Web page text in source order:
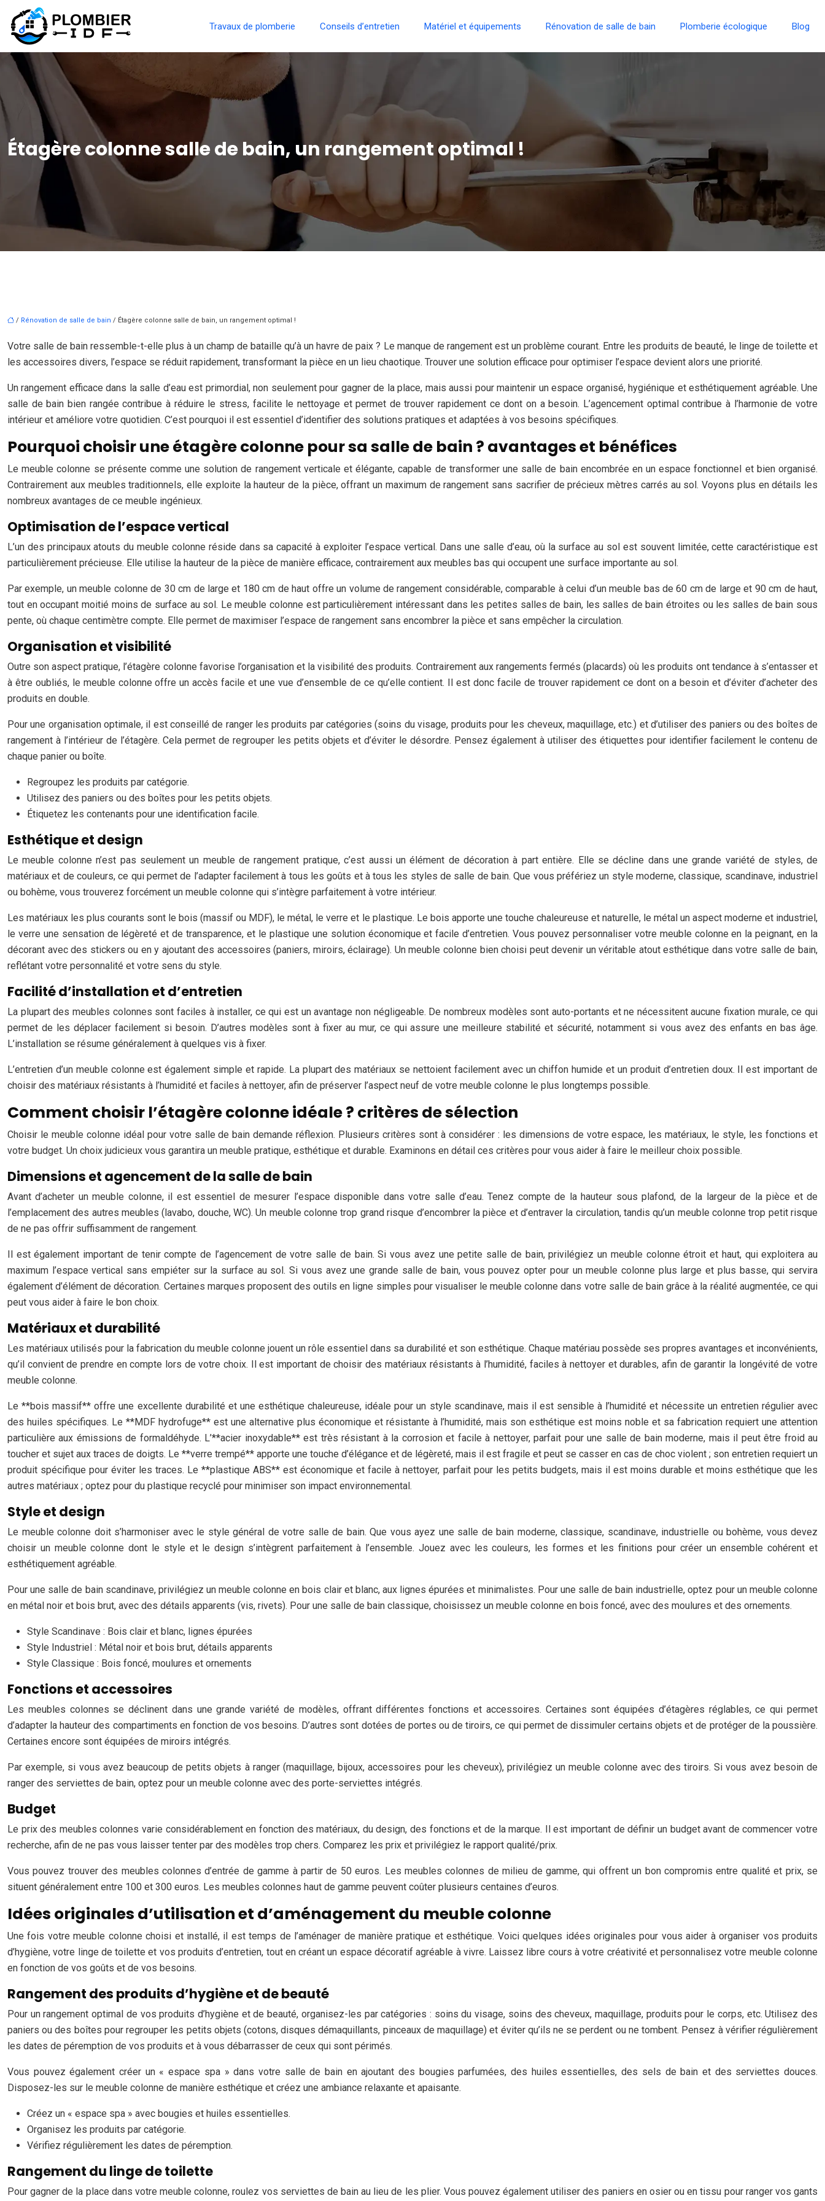
Travaux de plomberie Conseils d’entretien Matériel et équipements Rénovation de salle de bain Plomberie écologique Blog
Étagère colonne salle de bain, un rangement optimal !
/ Rénovation de salle de bain / Étagère colonne salle de bain, un rangement optimal !
Votre salle de bain ressemble-t-elle plus à un champ de bataille qu’à un havre de paix ? Le manque de rangement est un problème courant. Entre les produits de beauté, le linge de toilette et
les accessoires divers, l’espace se réduit rapidement, transformant la pièce en un lieu chaotique. Trouver une solution efficace pour optimiser l’espace devient alors une priorité.
Un rangement efficace dans la salle d’eau est primordial, non seulement pour gagner de la place, mais aussi pour maintenir un espace organisé, hygiénique et esthétiquement agréable. Une
salle de bain bien rangée contribue à réduire le stress, facilite le nettoyage et permet de trouver rapidement ce dont on a besoin. L’agencement optimal contribue à l’harmonie de votre
intérieur et améliore votre quotidien. C’est pourquoi il est essentiel d’identifier des solutions pratiques et adaptées à vos besoins spécifiques.
Pourquoi choisir une étagère colonne pour sa salle de bain ? avantages et bénéfices
Le meuble colonne se présente comme une solution de rangement verticale et élégante, capable de transformer une salle de bain encombrée en un espace fonctionnel et bien organisé.
Contrairement aux meubles traditionnels, elle exploite la hauteur de la pièce, offrant un maximum de rangement sans sacrifier de précieux mètres carrés au sol. Voyons plus en détails les
nombreux avantages de ce meuble ingénieux.
Optimisation de l’espace vertical
L’un des principaux atouts du meuble colonne réside dans sa capacité à exploiter l’espace vertical. Dans une salle d’eau, où la surface au sol est souvent limitée, cette caractéristique est
particulièrement précieuse. Elle utilise la hauteur de la pièce de manière efficace, contrairement aux meubles bas qui occupent une surface importante au sol.
Par exemple, un meuble colonne de 30 cm de large et 180 cm de haut offre un volume de rangement considérable, comparable à celui d’un meuble bas de 60 cm de large et 90 cm de haut,
tout en occupant moitié moins de surface au sol. Le meuble colonne est particulièrement intéressant dans les petites salles de bain, les salles de bain étroites ou les salles de bain sous
pente, où chaque centimètre compte. Elle permet de maximiser l’espace de rangement sans encombrer la pièce et sans empêcher la circulation.
Organisation et visibilité
Outre son aspect pratique, l’étagère colonne favorise l’organisation et la visibilité des produits. Contrairement aux rangements fermés (placards) où les produits ont tendance à s’entasser et
à être oubliés, le meuble colonne offre un accès facile et une vue d’ensemble de ce qu’elle contient. Il est donc facile de trouver rapidement ce dont on a besoin et d’éviter d’acheter des
produits en double.
Pour une organisation optimale, il est conseillé de ranger les produits par catégories (soins du visage, produits pour les cheveux, maquillage, etc.) et d’utiliser des paniers ou des boîtes de
rangement à l’intérieur de l’étagère. Cela permet de regrouper les petits objets et d’éviter le désordre. Pensez également à utiliser des étiquettes pour identifier facilement le contenu de
chaque panier ou boîte.
Regroupez les produits par catégorie.
Utilisez des paniers ou des boîtes pour les petits objets.
Étiquetez les contenants pour une identification facile.
Esthétique et design
Le meuble colonne n’est pas seulement un meuble de rangement pratique, c’est aussi un élément de décoration à part entière. Elle se décline dans une grande variété de styles, de
matériaux et de couleurs, ce qui permet de l’adapter facilement à tous les goûts et à tous les styles de salle de bain. Que vous préfériez un style moderne, classique, scandinave, industriel
ou bohème, vous trouverez forcément un meuble colonne qui s’intègre parfaitement à votre intérieur.
Les matériaux les plus courants sont le bois (massif ou MDF), le métal, le verre et le plastique. Le bois apporte une touche chaleureuse et naturelle, le métal un aspect moderne et industriel,
le verre une sensation de légèreté et de transparence, et le plastique une solution économique et facile d’entretien. Vous pouvez personnaliser votre meuble colonne en la peignant, en la
décorant avec des stickers ou en y ajoutant des accessoires (paniers, miroirs, éclairage). Un meuble colonne bien choisi peut devenir un véritable atout esthétique dans votre salle de bain,
reflétant votre personnalité et votre sens du style.
Facilité d’installation et d’entretien
La plupart des meubles colonnes sont faciles à installer, ce qui est un avantage non négligeable. De nombreux modèles sont auto-portants et ne nécessitent aucune fixation murale, ce qui
permet de les déplacer facilement si besoin. D’autres modèles sont à fixer au mur, ce qui assure une meilleure stabilité et sécurité, notamment si vous avez des enfants en bas âge.
L’installation se résume généralement à quelques vis à fixer.
L’entretien d’un meuble colonne est également simple et rapide. La plupart des matériaux se nettoient facilement avec un chiffon humide et un produit d’entretien doux. Il est important de
choisir des matériaux résistants à l’humidité et faciles à nettoyer, afin de préserver l’aspect neuf de votre meuble colonne le plus longtemps possible.
Comment choisir l’étagère colonne idéale ? critères de sélection
Choisir le meuble colonne idéal pour votre salle de bain demande réflexion. Plusieurs critères sont à considérer : les dimensions de votre espace, les matériaux, le style, les fonctions et
votre budget. Un choix judicieux vous garantira un meuble pratique, esthétique et durable. Examinons en détail ces critères pour vous aider à faire le meilleur choix possible.
Dimensions et agencement de la salle de bain
Avant d’acheter un meuble colonne, il est essentiel de mesurer l’espace disponible dans votre salle d’eau. Tenez compte de la hauteur sous plafond, de la largeur de la pièce et de
l’emplacement des autres meubles (lavabo, douche, WC). Un meuble colonne trop grand risque d’encombrer la pièce et d’entraver la circulation, tandis qu’un meuble colonne trop petit risque
de ne pas offrir suffisamment de rangement.
Il est également important de tenir compte de l’agencement de votre salle de bain. Si vous avez une petite salle de bain, privilégiez un meuble colonne étroit et haut, qui exploitera au
maximum l’espace vertical sans empiéter sur la surface au sol. Si vous avez une grande salle de bain, vous pouvez opter pour un meuble colonne plus large et plus basse, qui servira
également d’élément de décoration. Certaines marques proposent des outils en ligne simples pour visualiser le meuble colonne dans votre salle de bain grâce à la réalité augmentée, ce qui
peut vous aider à faire le bon choix.
Matériaux et durabilité
Les matériaux utilisés pour la fabrication du meuble colonne jouent un rôle essentiel dans sa durabilité et son esthétique. Chaque matériau possède ses propres avantages et inconvénients,
qu’il convient de prendre en compte lors de votre choix. Il est important de choisir des matériaux résistants à l’humidité, faciles à nettoyer et durables, afin de garantir la longévité de votre
meuble colonne.
Le **bois massif** offre une excellente durabilité et une esthétique chaleureuse, idéale pour un style scandinave, mais il est sensible à l’humidité et nécessite un entretien régulier avec
des huiles spécifiques. Le **MDF hydrofuge** est une alternative plus économique et résistante à l’humidité, mais son esthétique est moins noble et sa fabrication requiert une attention
particulière aux émissions de formaldéhyde. L’**acier inoxydable** est très résistant à la corrosion et facile à nettoyer, parfait pour une salle de bain moderne, mais il peut être froid au
toucher et sujet aux traces de doigts. Le **verre trempé** apporte une touche d’élégance et de légèreté, mais il est fragile et peut se casser en cas de choc violent ; son entretien requiert un
produit spécifique pour éviter les traces. Le **plastique ABS** est économique et facile à nettoyer, parfait pour les petits budgets, mais il est moins durable et moins esthétique que les
autres matériaux ; optez pour du plastique recyclé pour minimiser son impact environnemental.
Style et design
Le meuble colonne doit s’harmoniser avec le style général de votre salle de bain. Que vous ayez une salle de bain moderne, classique, scandinave, industrielle ou bohème, vous devez
choisir un meuble colonne dont le style et le design s’intègrent parfaitement à l’ensemble. Jouez avec les couleurs, les formes et les finitions pour créer un ensemble cohérent et
esthétiquement agréable.
Pour une salle de bain scandinave, privilégiez un meuble colonne en bois clair et blanc, aux lignes épurées et minimalistes. Pour une salle de bain industrielle, optez pour un meuble colonne
en métal noir et bois brut, avec des détails apparents (vis, rivets). Pour une salle de bain classique, choisissez un meuble colonne en bois foncé, avec des moulures et des ornements.
Style Scandinave : Bois clair et blanc, lignes épurées
Style Industriel : Métal noir et bois brut, détails apparents
Style Classique : Bois foncé, moulures et ornements
Fonctions et accessoires
Les meubles colonnes se déclinent dans une grande variété de modèles, offrant différentes fonctions et accessoires. Certaines sont équipées d’étagères réglables, ce qui permet
d’adapter la hauteur des compartiments en fonction de vos besoins. D’autres sont dotées de portes ou de tiroirs, ce qui permet de dissimuler certains objets et de protéger de la poussière.
Certaines encore sont équipées de miroirs intégrés.
Par exemple, si vous avez beaucoup de petits objets à ranger (maquillage, bijoux, accessoires pour les cheveux), privilégiez un meuble colonne avec des tiroirs. Si vous avez besoin de
ranger des serviettes de bain, optez pour un meuble colonne avec des porte-serviettes intégrés.
Budget
Le prix des meubles colonnes varie considérablement en fonction des matériaux, du design, des fonctions et de la marque. Il est important de définir un budget avant de commencer votre
recherche, afin de ne pas vous laisser tenter par des modèles trop chers. Comparez les prix et privilégiez le rapport qualité/prix.
Vous pouvez trouver des meubles colonnes d’entrée de gamme à partir de 50 euros. Les meubles colonnes de milieu de gamme, qui offrent un bon compromis entre qualité et prix, se
situent généralement entre 100 et 300 euros. Les meubles colonnes haut de gamme peuvent coûter plusieurs centaines d’euros.
Idées originales d’utilisation et d’aménagement du meuble colonne
Une fois votre meuble colonne choisi et installé, il est temps de l’aménager de manière pratique et esthétique. Voici quelques idées originales pour vous aider à organiser vos produits
d’hygiène, votre linge de toilette et vos produits d’entretien, tout en créant un espace décoratif agréable à vivre. Laissez libre cours à votre créativité et personnalisez votre meuble colonne
en fonction de vos goûts et de vos besoins.
Rangement des produits d’hygiène et de beauté
Pour un rangement optimal de vos produits d’hygiène et de beauté, organisez-les par catégories : soins du visage, soins des cheveux, maquillage, produits pour le corps, etc. Utilisez des
paniers ou des boîtes pour regrouper les petits objets (cotons, disques démaquillants, pinceaux de maquillage) et éviter qu’ils ne se perdent ou ne tombent. Pensez à vérifier régulièrement
les dates de péremption de vos produits et à vous débarrasser de ceux qui sont périmés.
Vous pouvez également créer un « espace spa » dans votre salle de bain en ajoutant des bougies parfumées, des huiles essentielles, des sels de bain et des serviettes douces.
Disposez-les sur le meuble colonne de manière esthétique et créez une ambiance relaxante et apaisante.
Créez un « espace spa » avec bougies et huiles essentielles.
Organisez les produits par catégorie.
Vérifiez régulièrement les dates de péremption.
Rangement du linge de toilette
Pour gagner de la place dans votre meuble colonne, roulez vos serviettes de bain au lieu de les plier. Vous pouvez également utiliser des paniers en osier ou en tissu pour ranger vos gants